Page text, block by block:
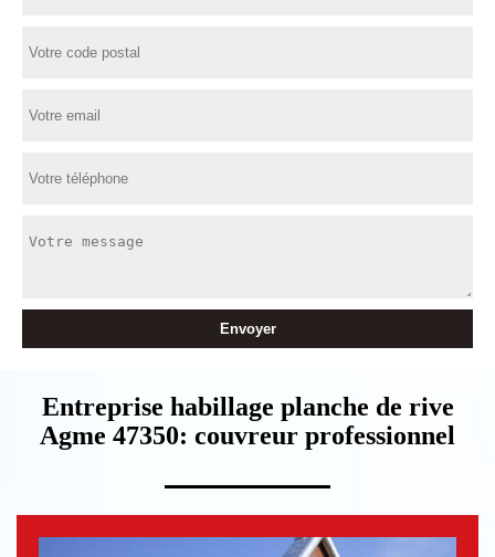
Entreprise habillage planche de rive
Agme 47350: couvreur professionnel